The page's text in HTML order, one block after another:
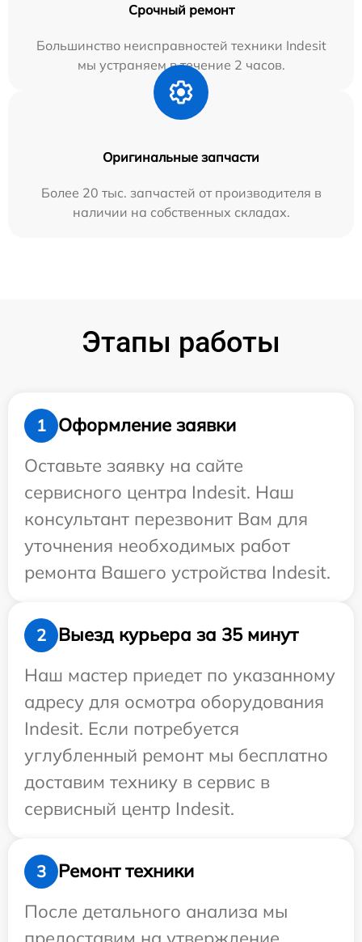
Срочный ремонт
Большинство неисправностей техники Indesit
мы устраняем в течение 2 часов.
Оригинальные запчасти
Более 20 тыс. запчастей от производителя в
наличии на собственных складах.
Этапы работы
1
Оформление заявки
Оставьте заявку на сайте
сервисного центра Indesit. Наш
консультант перезвонит Вам для
уточнения необходимых работ
ремонта Вашего устройства Indesit.
2
Выезд курьера за 35 минут
Наш мастер приедет по указанному
адресу для осмотра оборудования
Indesit. Если потребуется
углубленный ремонт мы бесплатно
доставим технику в сервис в
сервисный центр Indesit.
3
Ремонт техники
После детального анализа мы